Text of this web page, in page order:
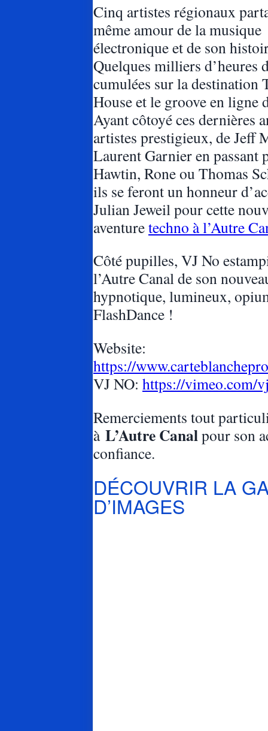
Cinq artistes régionaux
même amour de la musique
électronique et de son
Quelques milliers d’heures
cumulées sur la destination
House et le groove en ligne
Ayant côtoyé ces dernières
artistes prestigieux, de Jeff
Laurent Garnier en passant
Hawtin, Rone ou Thomas
ils se feront un honneur
Julian Jeweil pour cette
aventuretechno à l’Autre
Côté pupilles, VJ No
l’Autre Canal de son
hypnotique, lumineux,
FlashDance !
Website:
https://
VJ NO: https://vimeo.com/
Remerciements tout
à L’Autre Canalpour son
confiance.
DÉCOUVRIR LA
D’IMAGES